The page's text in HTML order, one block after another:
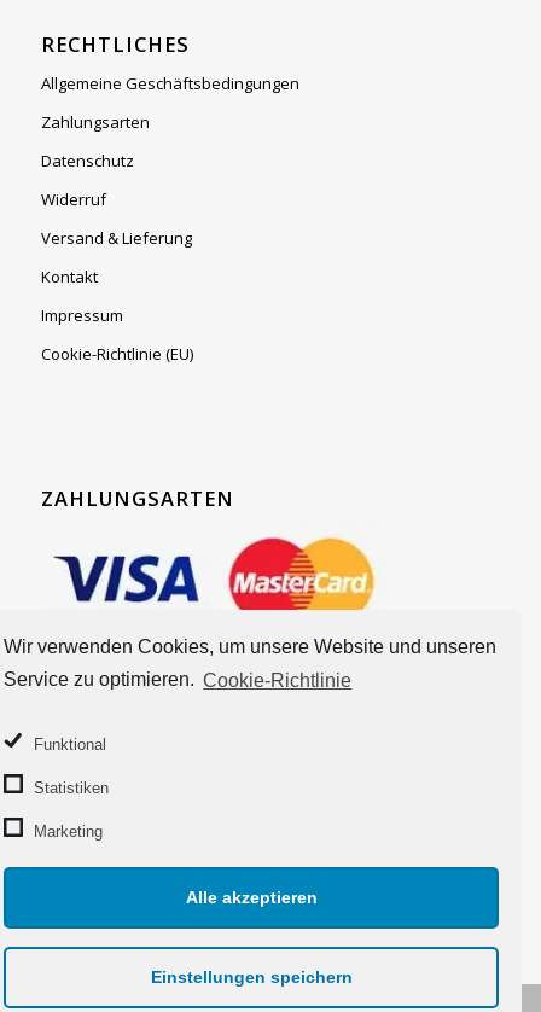
Wir verwenden Cookies, um unsere Website und unseren
Service zu optimieren. Cookie-Richtlinie
Funktional
Statistiken
Marketing
Alle akzeptieren
Einstellungen speichern
RECHTLICHES
Allgemeine Geschäftsbedingungen
Zahlungsarten
Datenschutz
Widerruf
Versand & Lieferung
Kontakt
Impressum
Cookie-Richtlinie (EU)
ZAHLUNGSARTEN